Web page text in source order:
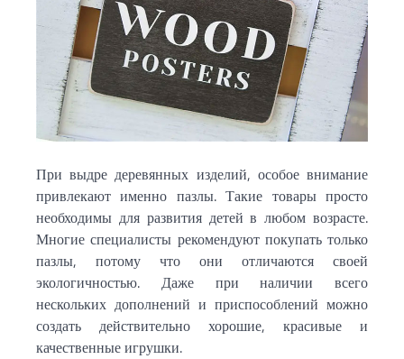
При выдре деревянных изделий, особое внимание
привлекают именно пазлы. Такие товары просто
необходимы для развития детей в любом возрасте.
Многие специалисты рекомендуют покупать только
пазлы, потому что они отличаются своей
экологичностью. Даже при наличии всего
нескольких дополнений и приспособлений можно
создать действительно хорошие, красивые и
качественные игрушки.